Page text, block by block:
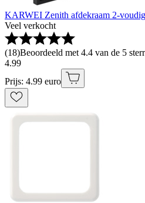
KARWEI Zenith afdekraam 2-
Veel verkocht
(18)Beoordeeld met 4.4 van de 5
4.99
Prijs: 4.99 euro